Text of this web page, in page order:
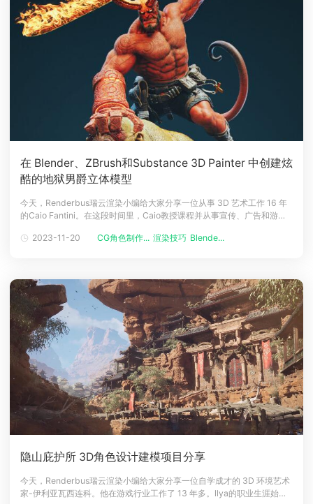
在 Blender、ZBrush和Substance 3D Painter 中创建炫
酷的地狱男爵立体模型
今天，Renderbus瑞云渲染小编给大家分享一位从事 3D 艺术工作 16 年
的Caio Fantini。在这段时间里，Caio教授课程并从事宣传、广告和游戏
爵计划几年前，在看到 Carlos Huante 的概念后，Caio决定以 3D 形式重
2023-11-20 CG角色制作... 渲染技巧 Blende...
隐山庇护所 3D角色设计建模项目分享
今天，Renderbus瑞云渲染小编给大家分享一位自学成才的 3D 环境艺术
家-伊利亚瓦西连科。他在游戏行业工作了 13 年多。llya的职业生涯始于